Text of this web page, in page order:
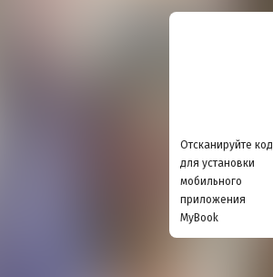
Отсканируйте код
для установки
мобильного
приложения
MyBook